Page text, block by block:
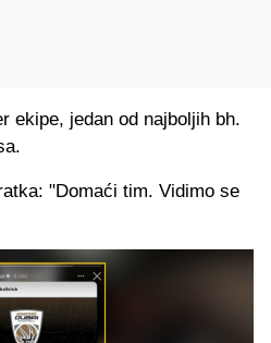
ekipe, jedan od najboljih bh.
"Domaći tim. Vidimo se